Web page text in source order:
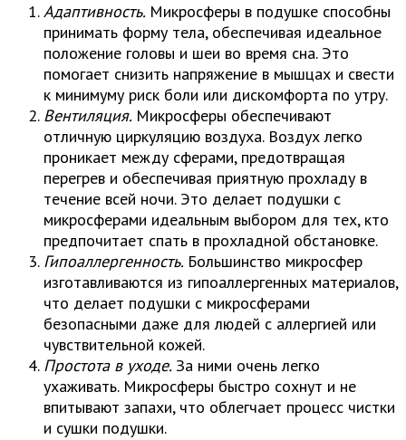
Адаптивность. Микросферы в подушке способны
принимать форму тела, обеспечивая идеальное
положение головы и шеи во время сна. Это
помогает снизить напряжение в мышцах и свести
к минимуму риск боли или дискомфорта по утру.
Вентиляция. Микросферы обеспечивают
отличную циркуляцию воздуха. Воздух легко
проникает между сферами, предотвращая
перегрев и обеспечивая приятную прохладу в
течение всей ночи. Это делает подушки с
микросферами идеальным выбором для тех, кто
предпочитает спать в прохладной обстановке.
Гипоаллергенность. Большинство микросфер
изготавливаются из гипоаллергенных материалов,
что делает подушки с микросферами
безопасными даже для людей с аллергией или
чувствительной кожей.
Простота в уходе. За ними очень легко
ухаживать. Микросферы быстро сохнут и не
впитывают запахи, что облегчает процесс чистки
и сушки подушки.